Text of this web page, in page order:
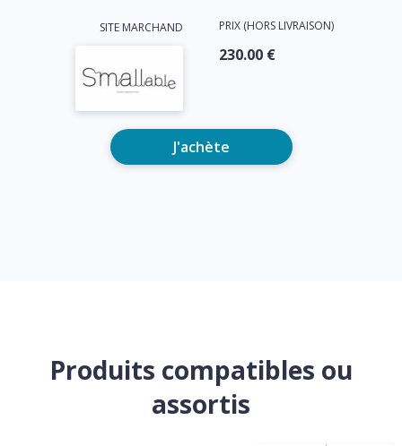
SITE MARCHAND PRIX (HORS LIVRAISON)
230.00 €
J'achète
Produits compatibles ou
assortis